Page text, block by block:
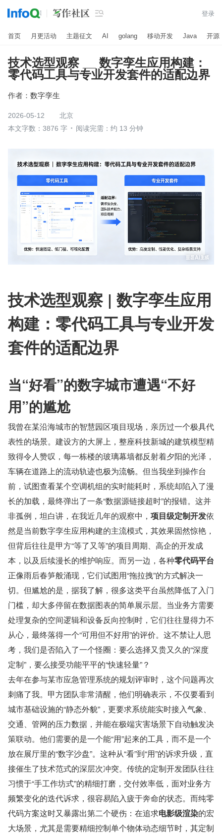
 登录
首页 月更活动 主题征文 AI golang 移动开发 Java 开源
技术选型观察 __ 数字孪生应用构建：
零代码工具与专业开发套件的适配边界
作者： 数字孪生
2026-05-12
北京
本文字数：3876 字
阅读完需：约 13 分钟
技术选型观察 | 数字孪生应用
构建：零代码工具与专业开发
套件的适配边界
当“好看”的数字城市遭遇“不好
用”的尴尬
我曾在某沿海城市的智慧园区项目现场，亲历过一个极具代
表性的场景。建设方的大屏上，整座科技新城的建筑模型精
致得令人赞叹，每一栋楼的玻璃幕墙都反射着夕阳的光泽，
车辆在道路上的流动轨迹也极为流畅。但当我坐到操作台
前，试图查看某个空调机组的实时能耗时，系统却陷入了漫
长的加载，最终弹出了一条“数据源链接超时”的报错。这并
非孤例，坦白讲，在我近几年的观察中， 项目级定制开发依
然是当前数字孪生应用构建的主流模式，其效果固然惊艳，
但背后往往是甲方“等了又等”的项目周期、高企的开发成
本，以及后续漫长的维护响应。而另一边，各种零代码平台
正像雨后春笋般涌现，它们试图用“拖拉拽”的方式解决一
切。但尴尬的是，据我了解，很多这类平台虽然降低了入门
门槛，却大多停留在数据图表的简单展示层。当业务方需要
处理复杂的空间逻辑和设备反向控制时，它们往往显得力不
从心，最终落得一个“可用但不好用”的评价。这不禁让人思
考，我们是否陷入了一个怪圈：要么选择又贵又久的“深度
定制”，要么接受功能平平的“快速轻量”？
去年在参与某市应急管理系统的规划评审时，这个问题再次
刺痛了我。甲方团队非常清醒，他们明确表示，不仅要看到
城市基础设施的“静态外貌”，更要求系统能实时接入气象、
交通、管网的压力数据，并能在极端灾害场景下自动触发决
策联动。他们需要的是一个能“用”起来的工具，而不是一个
放在展厅里的“数字沙盘”。这种从“看”到“用”的诉求升级，直
接催生了技术范式的深层次冲突。传统的定制开发团队往往
习惯于“手工作坊式”的精细打磨，交付效率低，面对业务方
频繁变化的迭代诉求，很容易陷入疲于奔命的状态。而纯零
代码方案这时又暴露出第二个硬伤：在追求电影级渲染的宏
大场景，尤其是需要精细控制单个物体动态细节时，其定制